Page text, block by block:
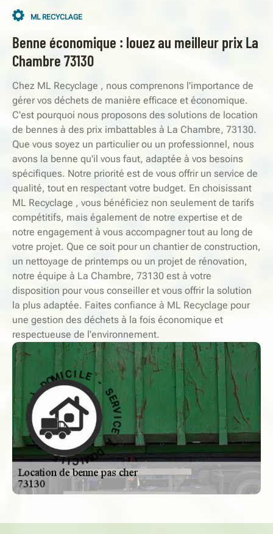
ML RECYCLAGE
Benne économique : louez au meilleur prix La
Chambre 73130
Chez ML Recyclage , nous comprenons l'importance de
gérer vos déchets de manière efficace et économique.
C'est pourquoi nous proposons des solutions de location
de bennes à des prix imbattables à La Chambre, 73130.
Que vous soyez un particulier ou un professionnel, nous
avons la benne qu'il vous faut, adaptée à vos besoins
spécifiques. Notre priorité est de vous offrir un service de
qualité, tout en respectant votre budget. En choisissant
ML Recyclage , vous bénéficiez non seulement de tarifs
compétitifs, mais également de notre expertise et de
notre engagement à vous accompagner tout au long de
votre projet. Que ce soit pour un chantier de construction,
un nettoyage de printemps ou un projet de rénovation,
notre équipe à La Chambre, 73130 est à votre
disposition pour vous conseiller et vous offrir la solution
la plus adaptée. Faites confiance à ML Recyclage pour
une gestion des déchets à la fois économique et
respectueuse de l'environnement.
S
E
R
V
I
C
E
À
D
O
M
IC
ILE - SERV I
C
E
À
D
O
M
I
C
I
L
E
-